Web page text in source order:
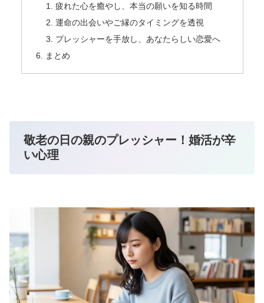
疲れた心を癒やし、本当の願いを知る時間
運命の出会いやご縁のタイミングを透視
プレッシャーを手放し、あなたらしい恋愛へ
まとめ
敬老の日の親のプレッシャー！婚活が辛
い心理